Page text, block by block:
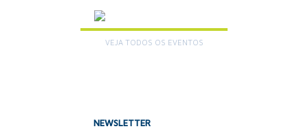
VEJA TODOS OS EVENTOS
NEWSLETTER